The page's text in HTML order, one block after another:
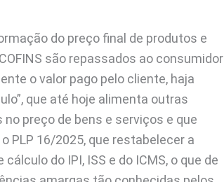
do preço final de produtos e
são repassados ao consumidor
o valor pago pelo cliente, haja
que até hoje alimenta outras
preço de bens e serviços e que
PLP 16/2025, que restabelecer a
do IPI, ISS e do ICMS, o que de